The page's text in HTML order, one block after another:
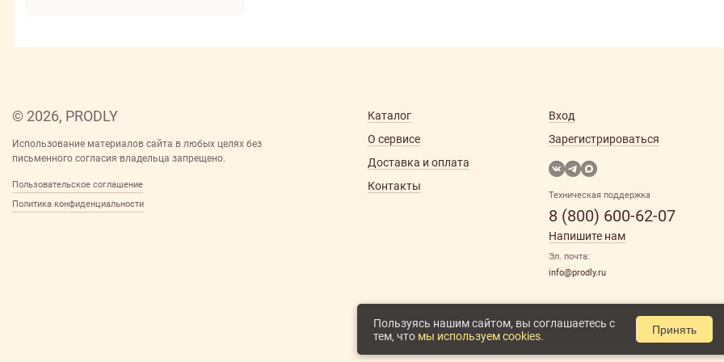
Пользуясь нашим сайтом, вы соглашаетесь с
тем, что мы используем cookies. Принять
© 2026, PRODLY
Использование материалов сайта в любых целях без
письменного согласия владельца запрещено.
Пользовательское соглашение
Политика конфиденциальности
Каталог
О сервисе
Доставка и оплата
Контакты
Вход
Зарегистрироваться
Техническая поддержка
8 (800) 600-62-07
Напишите нам
Эл. почта:
info@prodly.ru